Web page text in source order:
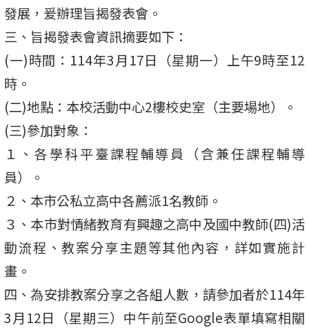
發展，爰辦理旨揭發表會。
三、旨揭發表會資訊摘要如下：
(一)時間：114年3月17日（星期一）上午9時至12
時。
(二)地點：本校活動中心2樓校史室（主要場地）。
(三)參加對象：
１、各學科平臺課程輔導員（含兼任課程輔導
員）。
２、本市公私立高中各薦派1名教師。
３、本市對情緒教育有興趣之高中及國中教師(四)活
動流程、教案分享主題等其他內容，詳如實施計
畫。
四、為安排教案分享之各組人數，請參加者於114年
3月12日（星期三）中午前至Google表單填寫相關